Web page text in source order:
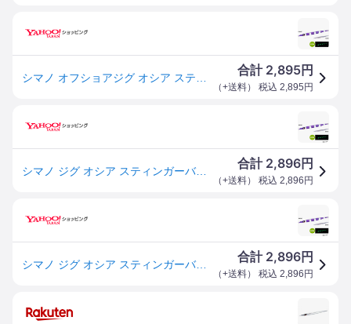
合計 2,895円
（+送料） 税込 2,895 円
シマノ ジグ オシア スティンガーバタフライ イージーペブル 350g 020 Sパープルシルバーゼブラグロー JV-C35S
合計 2,896円
（+送料） 税込 2,896 円
シマノ ジグ オシア スティンガーバタフライ イージーペブル 350g 020 Sパープルシルバーゼブラグロー JV-C35S
合計 2,896円
（+送料） 税込 2,896 円